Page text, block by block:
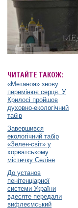
ЧИТАЙТЕ ТАКОЖ:
«Метаноя» знову
перемінює серця. У
Крилосі пройшов
духовно-екологічний
табір
Завершився
екологічний табір
«Зелен-світ» у
хорватському
містечку Селіне
До установ
пенітенціарної
системи України
вдесяте передали
вифлеємський